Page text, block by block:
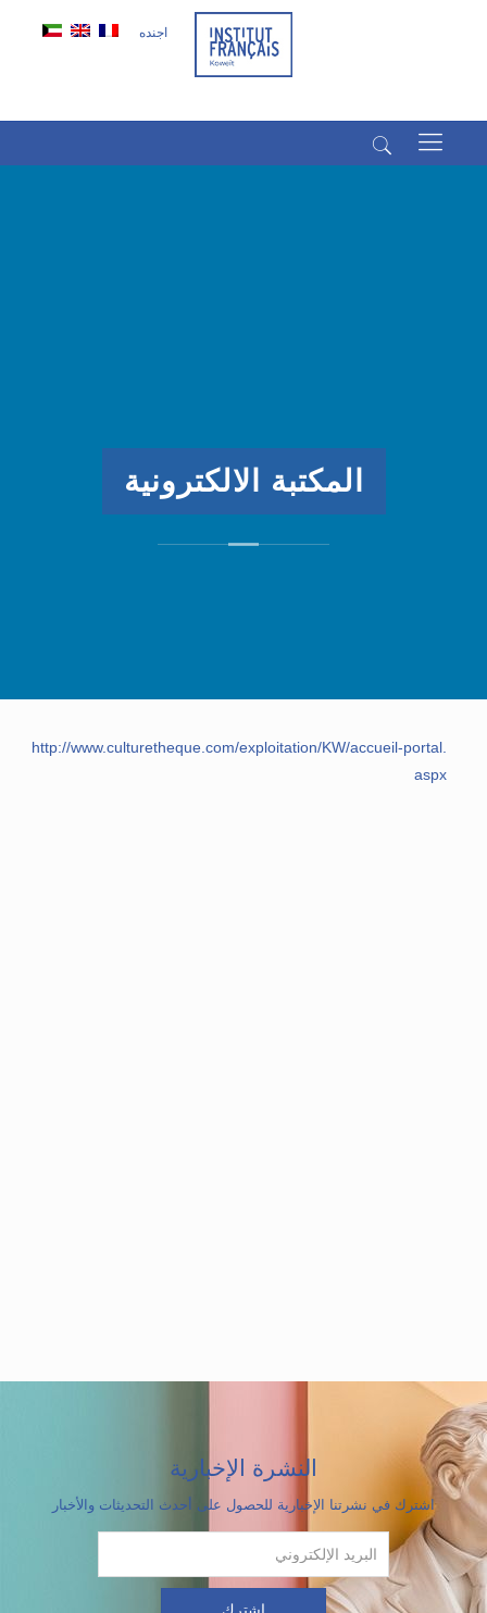
اجنده
المكتبة الالكترونية
http://www.culturetheque.com/exploitation/KW/accueil-portal.
aspx
النشرة الإخبارية
اشترك في نشرتنا الإخبارية للحصول على أحدث التحديثات والأخبار